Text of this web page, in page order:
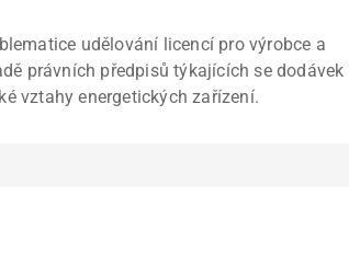
udělování licencí pro výrobce a
právních předpisů týkajících se dodávek
vztahy energetických zařízení.